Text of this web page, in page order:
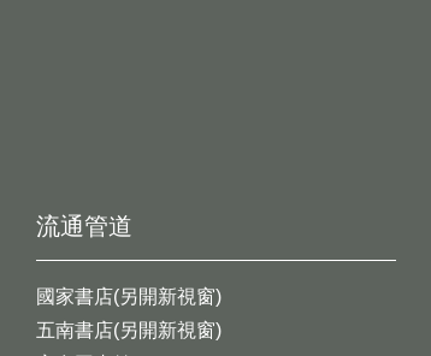
流通管道
國家書店(另開新視窗)
五南書店(另開新視窗)